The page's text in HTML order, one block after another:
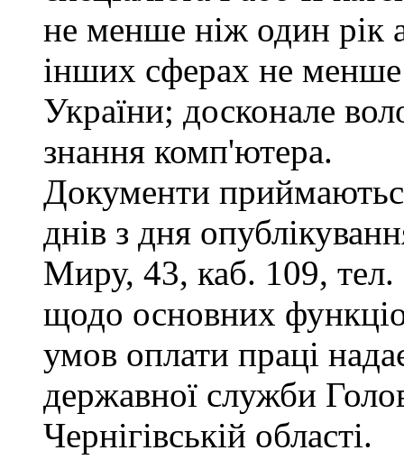
не менше ніж один рік
інших сферах не
України; досконале
знання комп'ютера.
Документи
днів з дня
Миру, 43, каб. 109, тел.
щодо основних
умов оплати праці
державної служби
Чернігівській області.